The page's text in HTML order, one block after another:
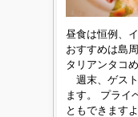
昼食は恒例、
おすすめは島
タリアンタコめ
週末、ゲス
ます。 プライ
ともできますよ